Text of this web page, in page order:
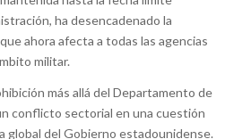
ha desencadenado la
ahora afecta a todas las agencias
militar.
más allá del Departamento de
conflicto sectorial en una cuestión
global del Gobierno estadounidense.